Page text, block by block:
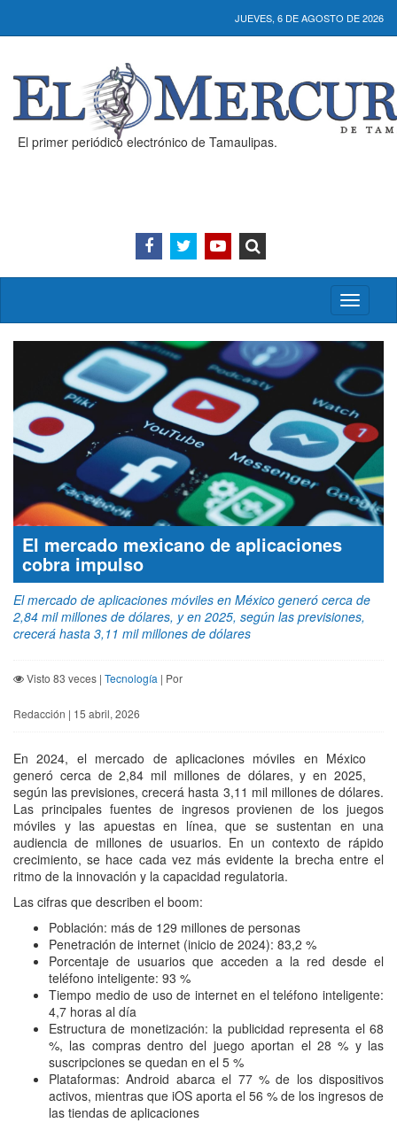
JUEVES, 6 DE AGOSTO DE 2026
El primer periódico electrónico de Tamaulipas.
Activar/
menú
El mercado mexicano de aplicaciones
cobra impulso
El mercado de aplicaciones móviles en México generó cerca de
2,84 mil millones de dólares, y en 2025, según las previsiones,
crecerá hasta 3,11 mil millones de dólares
Visto 83 veces | Tecnología | Por
Redacción | 15 abril, 2026
En 2024, el mercado de aplicaciones móviles en México
generó cerca de 2,84 mil millones de dólares, y en 2025,
según las previsiones, crecerá hasta 3,11 mil millones de dólares.
Las principales fuentes de ingresos provienen de los juegos
móviles y las apuestas en línea, que se sustentan en una
audiencia de millones de usuarios. En un contexto de rápido
crecimiento, se hace cada vez más evidente la brecha entre el
ritmo de la innovación y la capacidad regulatoria.
Las cifras que describen el boom:
Población: más de 129 millones de personas
Penetración de internet (inicio de 2024): 83,2 %
Porcentaje de usuarios que acceden a la red desde el
teléfono inteligente: 93 %
Tiempo medio de uso de internet en el teléfono inteligente:
4,7 horas al día
Estructura de monetización: la publicidad representa el 68
%, las compras dentro del juego aportan el 28 % y las
suscripciones se quedan en el 5 %
Plataformas: Android abarca el 77 % de los dispositivos
activos, mientras que iOS aporta el 56 % de los ingresos de
las tiendas de aplicaciones